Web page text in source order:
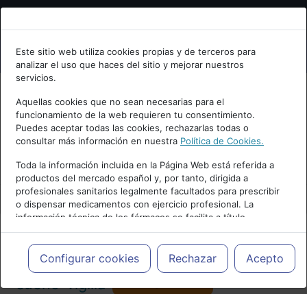
Bienvenid@ a psiquiatria.com
Escribe tu Email
Accede o regístrate con tu email.
Cancelar
Este sitio web utiliza cookies propias y de terceros para
analizar el uso que haces del sitio y mejorar nuestros
servicios.
Aquellas cookies que no sean necesarias para el
funcionamiento de la web requieren tu consentimiento.
Puedes aceptar todas las cookies, rechazarlas todas o
consultar más información en nuestra Política de Cookies.
Toda la información incluida en la Página Web está referida a
productos del mercado español y, por tanto, dirigida a
profesionales sanitarios legalmente facultados para prescribir
o dispensar medicamentos con ejercicio profesional. La
información técnica de los fármacos se facilita a título
meramente informativo, siendo responsabilidad de los
profesionales facultados prescribir medicamentos y decidir, en
cada caso concreto, el tratamiento más adecuado a las
necesidades del paciente.
Configurar cookies Rechazar Acepto
Actualidad y Artículos|Trastornos del
sueño-vigilia